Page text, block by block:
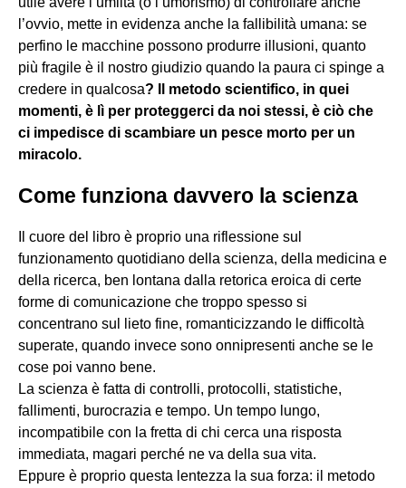
l’ovvio, mette in evidenza anche la fallibilità umana: se
perfino le macchine possono produrre illusioni, quanto
più fragile è il nostro giudizio quando la paura ci spinge a
credere in qualcosa? Il metodo scientifico, in quei
momenti, è lì per proteggerci da noi stessi, è ciò che
ci impedisce di scambiare un pesce morto per un
miracolo.
Come funziona davvero la scienza
Il cuore del libro è proprio una riflessione sul
funzionamento quotidiano della scienza, della medicina e
della ricerca, ben lontana dalla retorica eroica di certe
forme di comunicazione che troppo spesso si
concentrano sul lieto fine, romanticizzando le difficoltà
superate, quando invece sono onnipresenti anche se le
cose poi vanno bene.
La scienza è fatta di controlli, protocolli, statistiche,
fallimenti, burocrazia e tempo. Un tempo lungo,
incompatibile con la fretta di chi cerca una risposta
immediata, magari perché ne va della sua vita.
Eppure è proprio questa lentezza la sua forza: il metodo